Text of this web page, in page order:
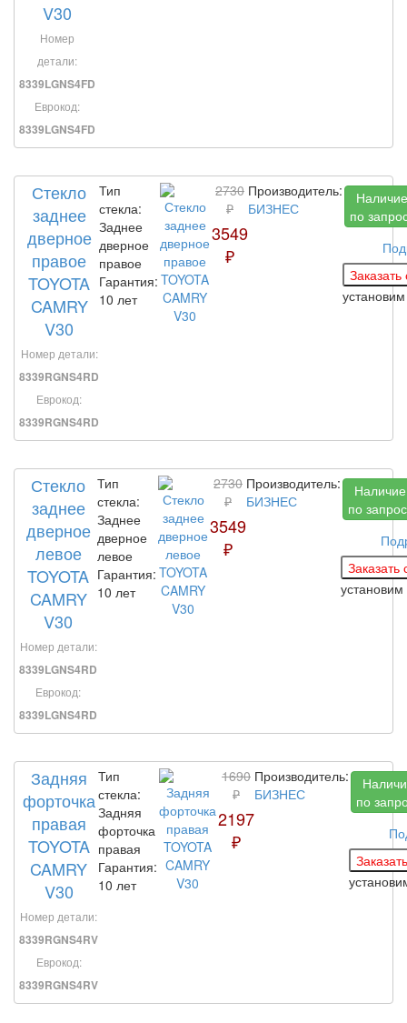
V30
Номер
детали:
8339LGNS4FD
Еврокод:
8339LGNS4FD
Стекло
заднее
дверное
правое
TOYOTA
CAMRY
V30
Номер детали:
8339RGNS4RD
Еврокод:
8339RGNS4RD
Тип
стекла:
Заднее
дверное
правое
Гарантия:
10 лет
2730
₽
3549
₽
Производитель:
БИЗНЕС
Наличие
по
Стекло
заднее
дверное
левое
TOYOTA
CAMRY
V30
Номер детали:
8339LGNS4RD
Еврокод:
8339LGNS4RD
Тип
стекла:
Заднее
дверное
левое
Гарантия:
10 лет
2730
₽
3549
₽
Производитель:
БИЗНЕС
Наличие
по
установим
Задняя
форточка
правая
TOYOTA
CAMRY
V30
Номер детали:
8339RGNS4RV
Еврокод:
8339RGNS4RV
Тип
стекла:
Задняя
форточка
правая
Гарантия:
10 лет
1690
₽
2197
₽
Производитель:
БИЗНЕС
по